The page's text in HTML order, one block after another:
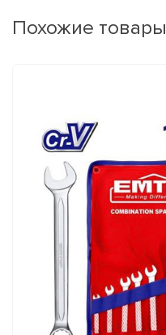
Похожие товары